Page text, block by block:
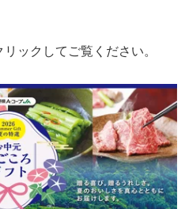
クしてご覧ください。